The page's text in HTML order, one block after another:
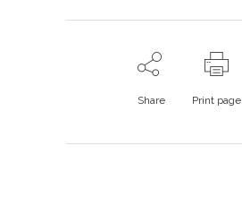
Share Print page